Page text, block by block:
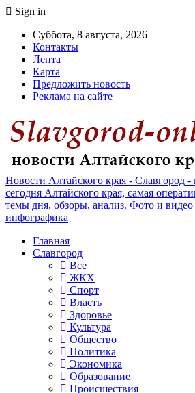
Sign in
Суббота, 8 августа, 2026
Контакты
Лента
Карта
Предложить новость
Реклама на сайте
Новости Алтайского края - Славгород -
сегодня Алтайского края, самая
темы дня, обзоры, анализ. Фото и видео
инфографика
Главная
Славгород
Все
ЖКХ
Спорт
Власть
Здоровье
Культура
Общество
Политика
Экономика
Образование
Происшествия